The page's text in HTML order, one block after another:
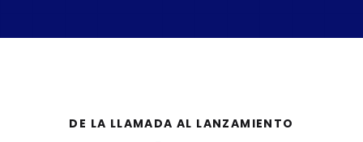
DE LA LLAMADA AL LANZAMIENTO